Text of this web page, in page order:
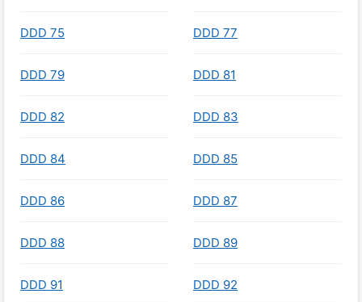
DDD 75 DDD 77
DDD 79 DDD 81
DDD 82 DDD 83
DDD 84 DDD 85
DDD 86 DDD 87
DDD 88 DDD 89
DDD 91 DDD 92